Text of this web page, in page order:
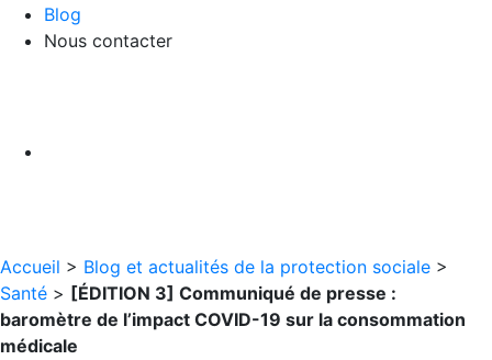
Blog
Nous contacter
Accueil > Blog et actualités de la protection sociale >
Santé > [ÉDITION 3] Communiqué de presse :
baromètre de l’impact COVID-19 sur la consommation
médicale